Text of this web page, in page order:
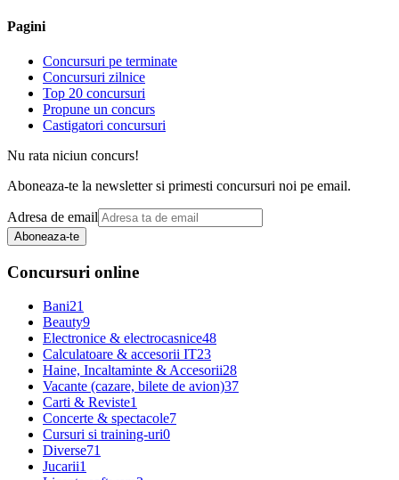
Pagini
Concursuri pe terminate
Concursuri zilnice
Top 20 concursuri
Propune un concurs
Castigatori concursuri
Nu rata niciun concurs!
Aboneaza-te la newsletter si primesti concursuri noi pe email.
Adresa de email
Aboneaza-te
Concursuri online
Bani21
Beauty9
Electronice & electrocasnice48
Calculatoare & accesorii IT23
Haine, Incaltaminte & Accesorii28
Vacante (cazare, bilete de avion)37
Carti & Reviste1
Concerte & spectacole7
Cursuri si training-uri0
Diverse71
Jucarii1